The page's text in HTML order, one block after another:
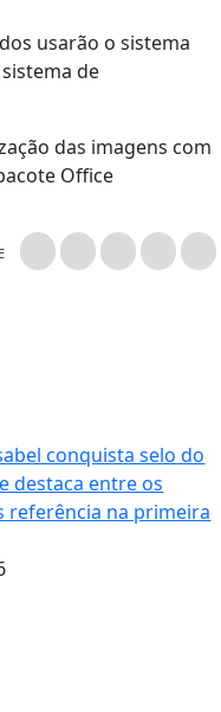
usarão o sistema
de
das imagens com
Office
conquista selo do
destaca entre os
referência na primeira